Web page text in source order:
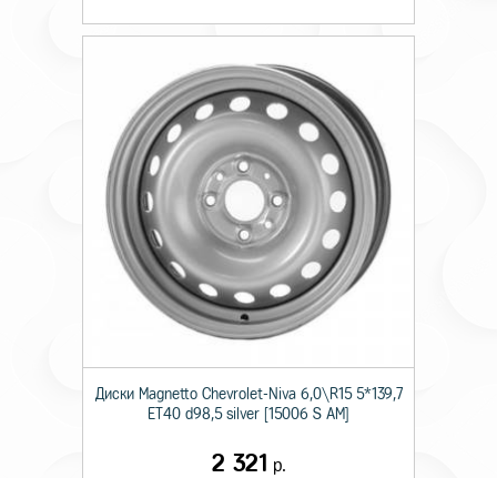
Диски Magnetto Chevrolet-Niva 6,0\R15 5*139,7
ET40 d98,5 silver [15006 S AM]
2 321 р.